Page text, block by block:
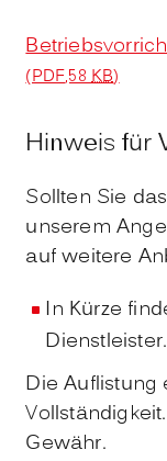
(PDF,58KB)
Hinweis für
Sollten Sie
unserem
auf weitere
In Kürze
Dienstleister.
Die Auflistung
Gewähr.